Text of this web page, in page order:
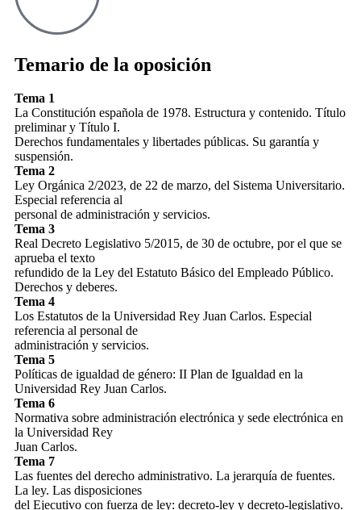
Temario de la oposición
Tema 1
La Constitución española de 1978. Estructura y contenido. Título
preliminar y Título I.
Derechos fundamentales y libertades públicas. Su garantía y
suspensión.
Tema 2
Ley Orgánica 2/2023, de 22 de marzo, del Sistema Universitario.
Especial referencia al
personal de administración y servicios.
Tema 3
Real Decreto Legislativo 5/2015, de 30 de octubre, por el que se
aprueba el texto
refundido de la Ley del Estatuto Básico del Empleado Público.
Derechos y deberes.
Tema 4
Los Estatutos de la Universidad Rey Juan Carlos. Especial
referencia al personal de
administración y servicios.
Tema 5
Políticas de igualdad de género: II Plan de Igualdad en la
Universidad Rey Juan Carlos.
Tema 6
Normativa sobre administración electrónica y sede electrónica en
la Universidad Rey
Juan Carlos.
Tema 7
Las fuentes del derecho administrativo. La jerarquía de fuentes.
La ley. Las disposiciones
del Ejecutivo con fuerza de ley: decreto-ley y decreto-legislativo.